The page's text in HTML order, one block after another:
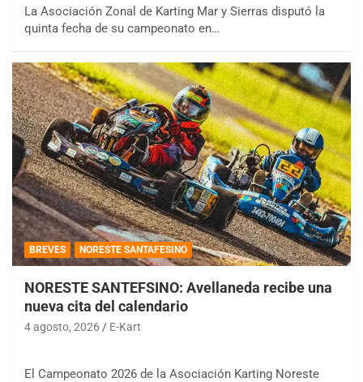
La Asociación Zonal de Karting Mar y Sierras disputó la
quinta fecha de su campeonato en…
BREVES NORESTE SANTAFESINO
NORESTE SANTEFSINO: Avellaneda recibe una
nueva cita del calendario
4 agosto, 2026 E-Kart
El Campeonato 2026 de la Asociación Karting Noreste